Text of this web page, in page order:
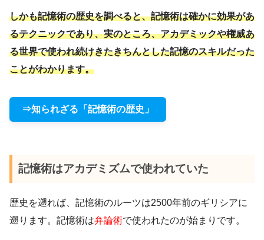
しかも記憶術の歴史を調べると、記憶術は確かに効果があ
るテクニックであり、実のところ、アカデミックや権威あ
る世界で使われ続けきたきちんとした記憶のスキルだった
ことがわかります。
⇒知られざる「記憶術の歴史」
記憶術はアカデミズムで使われていた
歴史を遡れば、記憶術のルーツは2500年前のギリシアに
遡ります。記憶術は弁論術で使われたのが始まりです。